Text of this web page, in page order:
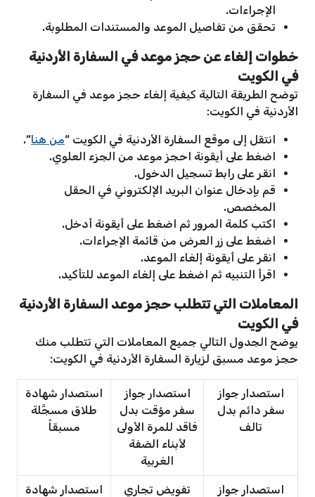
الإجراءات.
تحقق من تفاصيل الموعد والمستندات المطلوبة.
خطوات إلغاء عن حجز موعد في السفارة الأردنية
في الكويت
توضح الطريقة التالية كيفية إلغاء حجز موعد في السفارة
الأردنية في الكويت:
انتقل إلى موقع السفارة الأردنية في الكويت “من هنا“.
اضغط على أيقونة احجز موعد من الجزء العلوي.
انقر على رابط تسجيل الدخول.
قم بإدخال عنوان البريد الإلكتروني في الحقل
المخصص.
اكتب كلمة المرور ثم اضغط على أيقونة أدخل.
اضغط على زر العرض من قائمة الإجراءات.
انقر على أيقونة إلغاء الموعد.
اقرأ التنبيه ثم اضغط على إلغاء الموعد للتأكيد.
المعاملات التي تتطلب حجز موعد السفارة الأردنية
في الكويت
يوضح الجدول التالي جميع المعاملات التي تتطلب منك
حجز موعد مسبق لزيارة السفارة الأردنية في الكويت:
استصدار جواز
سفر دائم بدل
تالف
استصدار جواز
سفر مؤقت بدل
فاقد للمرة الأولى
لأبناء الضفة
الغربية
استصدار شهادة
طلاق مسجَّلة
مسبقاً
استصدار جواز
تفويض تجاري
استصدار شهادة